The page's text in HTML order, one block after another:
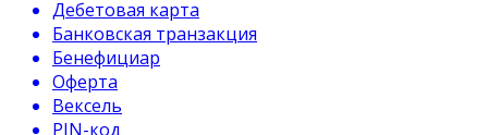
Дебетовая карта
Банковская транзакция
Бенефициар
Оферта
Вексель
PIN-код